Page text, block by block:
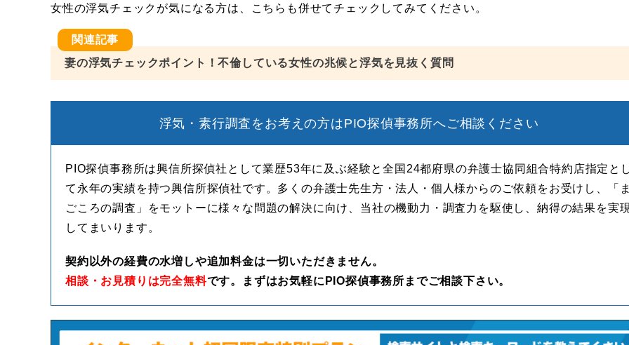
女性の浮気チェックが気になる方は、こちらも併せてチェックしてみてください。
妻の浮気チェックポイント！不倫している女性の兆候と浮気を見抜く質問
浮気・素行調査をお考えの方はPIO探偵事務所へご相談ください
PIO探偵事務所は興信所探偵社として業歴53年に及ぶ経験と全国24都府県の弁護士協同組合特約店指定と
て永年の実績を持つ興信所探偵社です。多くの弁護士先生方・法人・個人様からのご依頼をお受けし、「
ごころの調査」をモットーに様々な問題の解決に向け、当社の機動力・調査力を駆使し、納得の結果を実
してまいります。
契約以外の経費の水増しや追加料金は一切いただきません。
相談・お見積りは完全無料です。まずはお気軽にPIO探偵事務所までご相談下さい。